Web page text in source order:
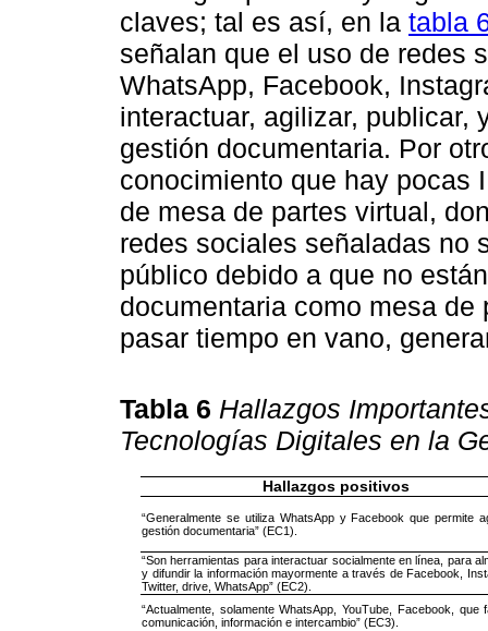
claves; tal es así, en la tabla
señalan que el uso de redes
WhatsApp, Facebook,
interactuar, agilizar, publicar,
gestión documentaria. Por
conocimiento que hay pocas
de mesa de partes virtual,
redes sociales señaladas no
público debido a que no
documentaria como mesa
pasar tiempo en vano,
Tabla 6 Hallazgos
Tecnologías Digitales en la
Hallazgos positivos
“Generalmente se utiliza WhatsApp y Facebook que permite
gestión documentaria” (EC1).
“Son herramientas para interactuar socialmente en línea, para
y difundir la información mayormente a través de Facebook,
Twitter, drive, WhatsApp” (EC2).
“Actualmente, solamente WhatsApp, YouTube, Facebook, que
comunicación, información e intercambio” (EC3).